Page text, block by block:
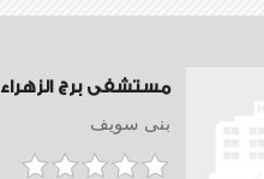
مستشفى برج الزهراء
بنى سويف